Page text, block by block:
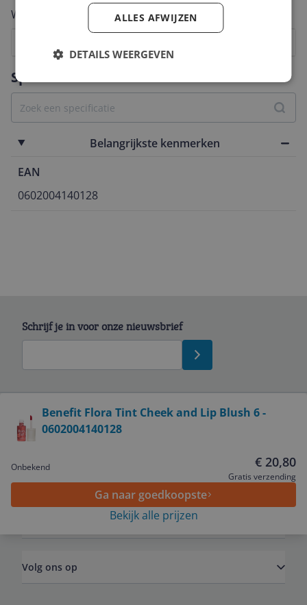
Specificaties
Belangrijkste kenmerken
EAN
0602004140128
Welk cijfer geef jij dit product?
Benefit Flora Tint Cheek and Lip Blush 6 -
0602004140128
Onbekend € 20,80
Gratis verzending
Ga naar goedkoopste
Bekijk alle prijzen
Schrijf je in voor onze nieuwsbrief
Service
Volg ons op
ALLES AFWIJZEN
DETAILS WEERGEVEN